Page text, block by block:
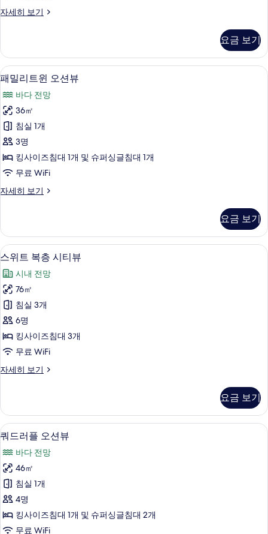
션
사
진
모
두
보
기
자세히 보기
패
윈
하
프
오
션
뷰
자
세
히
보
기
요금 보기
패
밀
리
트
윈
오
션
사
모
두
보
기
미니바, 암막 커튼, 방음 설비, 무료 WiFi
5
패밀리트윈 오션뷰
바다 전망
36㎡
침실 1개
3명
킹사이즈침대 1개 및 슈퍼싱글침대 1개
무료 WiFi
자세히 보기
패
윈
오
션
자
세
히
보
기
요금 보기
스
위
트
복
층
시
티
사
모
두
보
기
미니바, 암막 커튼, 방음 설비, 무료 WiFi
8
스위트 복층 시티뷰
시내 전망
76㎡
침실 3개
6명
킹사이즈침대 3개
무료 WiFi
자세히 보기
스
층
시
티
뷰
자
세
히
보
기
요금 보기
쿼
드
러
플
오
션
뷰
미니바, 암막 커튼, 방음 설비, 무료 WiFi
6
쿼드러플 오션뷰
바다 전망
46㎡
침실 1개
4명
킹사이즈침대 1개 및 슈퍼싱글침대 2개
무료 WiFi